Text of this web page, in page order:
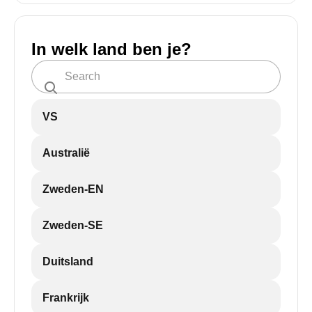
In welk land ben je?
VS
Australië
Zweden-EN
Zweden-SE
Duitsland
Frankrijk